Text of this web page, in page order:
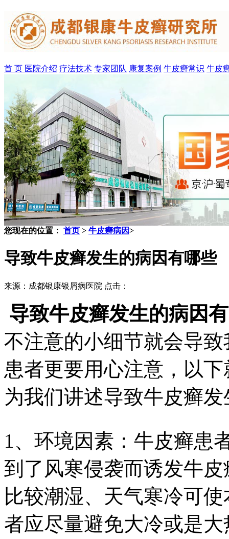
首 页 医院介绍 疗法技术 专家团队 康复案例 牛皮癣常识 牛皮
您现在的位置： 首页 > 牛皮癣病因>
导致牛皮癣发生的病因有哪些
来源：成都银康银屑病医院 点击：
导致牛皮癣发生的病因
不注意的小细节就会导
患者更要用心注意，以下
为我们讲述导致牛皮癣
1、环境因素：牛皮癣患
到了风寒侵袭而诱发牛
比较潮湿、天气寒冷可
者应尽量避免大冷或是